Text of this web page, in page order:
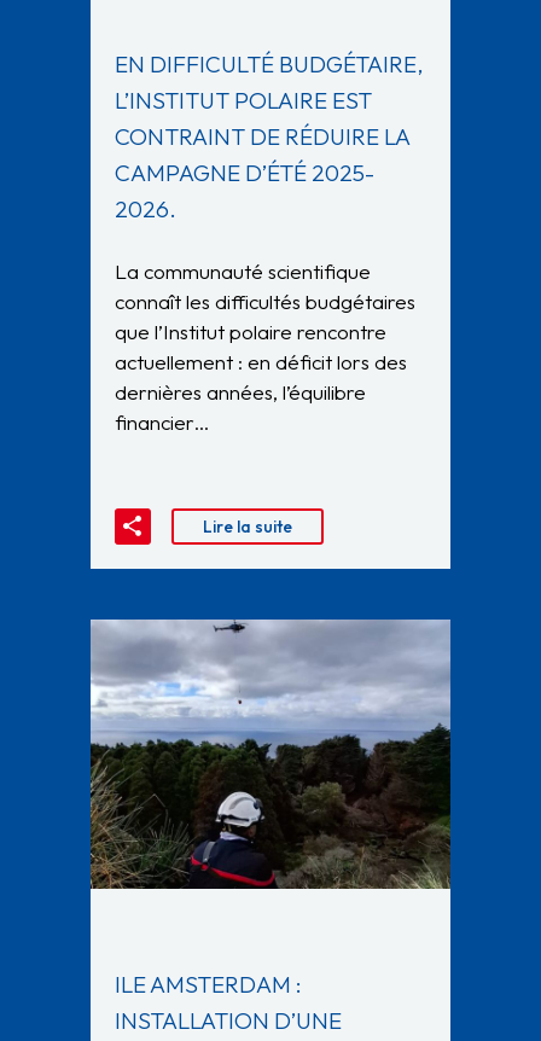
EN DIFFICULTÉ BUDGÉTAIRE,
L’INSTITUT POLAIRE EST
CONTRAINT DE RÉDUIRE LA
CAMPAGNE D’ÉTÉ 2025-
2026.
La communauté scientifique
connaît les difficultés budgétaires
que l’Institut polaire rencontre
actuellement : en déficit lors des
dernières années, l’équilibre
financier…
Lire la suite
ILE AMSTERDAM :
INSTALLATION D’UNE